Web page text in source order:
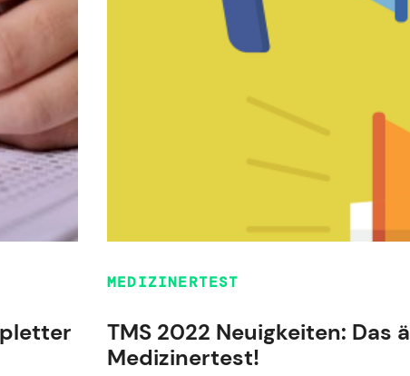
MEDIZINERTEST
TMS 2022 Neuigkeiten: Das
Medizinertest!